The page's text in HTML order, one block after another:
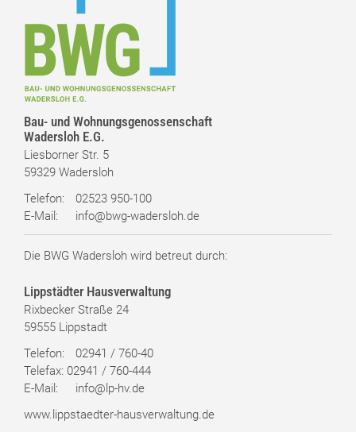
Bau- und Wohnungsgenossenschaft
Wadersloh E.G.
Liesborner Str. 5
59329 Wadersloh
Telefon:
02523 950-100
E-Mail:
info@bwg-wadersloh.de
Die BWG Wadersloh wird betreut durch:
Lippstädter Hausverwaltung
Rixbecker Straße 24
59555 Lippstadt
Telefon:
02941 / 760-40
Telefax: 02941 / 760-444
E-Mail:
info@lp-hv.de
www.lippstaedter-hausverwaltung.de